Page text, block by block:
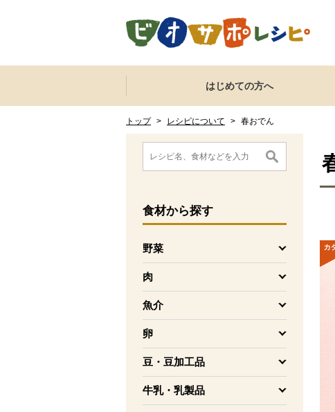
ここからサイト内共通メニューです。
サイト内共通メニューをスキップする
はじめての方へ
トップ > レシピについて > 春おでん
ここから消費材検索メニューです。
食材から探す
野菜
を開く
肉
を開く
魚介
を開く
卵
を開く
豆・豆加工品
を開く
牛乳・乳製品
を開く
消費材検索メニューここまで。
ここから本文です。